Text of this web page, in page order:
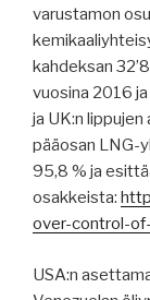
varustamon
kahdeksan
vuosina 2016
ja UK:n
pääosan LNG-
95,8 % ja
osakkeista:
over-control-
USA:n